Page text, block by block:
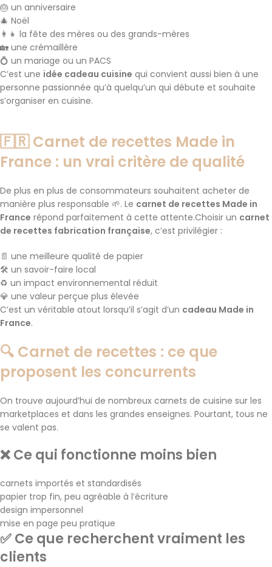
🎂 un anniversaire
🎄 Noël
👩‍👧 la fête des mères ou des grands-mères
🏡 une crémaillère
💍 un mariage ou un PACS
C’est une idée cadeau cuisine qui convient aussi bien à une
personne passionnée qu’à quelqu’un qui débute et souhaite
s’organiser en cuisine.
🇫🇷 Carnet de recettes Made in
France : un vrai critère de qualité
De plus en plus de consommateurs souhaitent acheter de
manière plus responsable 🌱. Le carnet de recettes Made in
France répond parfaitement à cette attente.Choisir un carnet
de recettes fabrication française, c’est privilégier :
📄 une meilleure qualité de papier
🛠️ un savoir-faire local
♻️ un impact environnemental réduit
💎 une valeur perçue plus élevée
C’est un véritable atout lorsqu’il s’agit d’un cadeau Made in
France.
🔍 Carnet de recettes : ce que
proposent les concurrents
On trouve aujourd’hui de nombreux carnets de cuisine sur les
marketplaces et dans les grandes enseignes. Pourtant, tous ne
se valent pas.
❌ Ce qui fonctionne moins bien
carnets importés et standardisés
papier trop fin, peu agréable à l’écriture
design impersonnel
mise en page peu pratique
✅ Ce que recherchent vraiment les
clients